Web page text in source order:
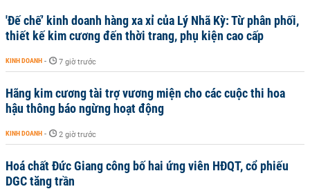
'Đế chế’ kinh doanh hàng xa xỉ của Lý Nhã Kỳ: Từ phân phối,
thiết kế kim cương đến thời trang, phụ kiện cao cấp
KINH DOANH - 7 giờ trước
Hãng kim cương tài trợ vương miện cho các cuộc thi hoa
hậu thông báo ngừng hoạt động
KINH DOANH - 2 giờ trước
Hoá chất Đức Giang công bố hai ứng viên HĐQT, cổ phiếu
DGC tăng trần